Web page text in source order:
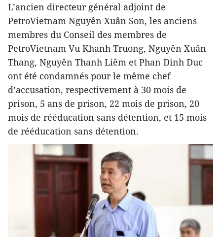
L’ancien directeur général adjoint de
PetroVietnam Nguyên Xuân Son, les anciens
membres du Conseil des membres de
PetroVietnam Vu Khanh Truong, Nguyên Xuân
Thang, Nguyên Thanh Liêm et Phan Dinh Duc
ont été condamnés pour le même chef
d’accusation, respectivement à 30 mois de
prison, 5 ans de prison, 22 mois de prison, 20
mois de rééducation sans détention, et 15 mois
de rééducation sans détention.